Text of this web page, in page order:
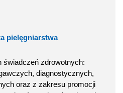
pielęgniarstwa
świadczeń zdrowotnych:
diagnostycznych,
oraz z zakresu promocji